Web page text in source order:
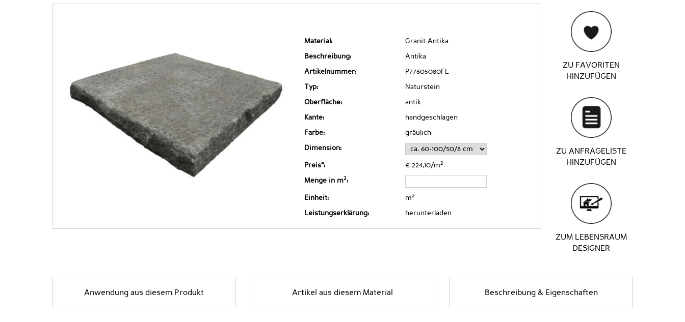
Material: Granit Antika
Beschreibung: Antika
Artikelnummer: P77605080FL
Typ: Naturstein
Oberfläche: antik
Kante: handgeschlagen
Farbe: gräulich
Dimension:
Preis*: € 224,10/m2
Menge in m2:
Einheit: m2
Leistungserklärung: herunterladen
ZU FAVORITEN
HINZUFÜGEN
ZU ANFRAGELISTE
HINZUFÜGEN
ZUM LEBENSRAUM
DESIGNER
Anwendung aus diesem Produkt Artikel aus diesem Material Beschreibung & Eigenschaften